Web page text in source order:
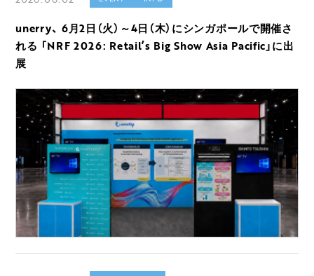
unerry、 6月2日（火）～4日（木）にシンガポールで開催さ
れる 「NRF 2026: Retail’s Big Show Asia Pacific」に出
展